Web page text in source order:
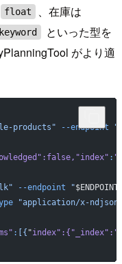
float 、在庫は
keyword
といった型を
がより適
products" --endpoint "
:false, "index" :
--endpoint "$ENDPOINT
"application/x-
: [{ "index":{" _index":"